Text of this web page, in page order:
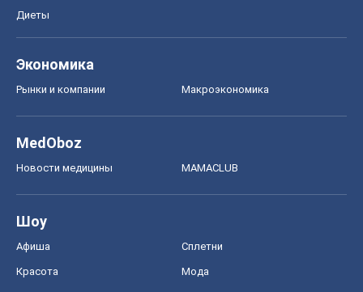
Диеты
Экономика
Рынки и компании Mакроэкономика
MedOboz
Новости медицины MAMACLUB
Шоу
Афиша Сплетни
Красота Мода